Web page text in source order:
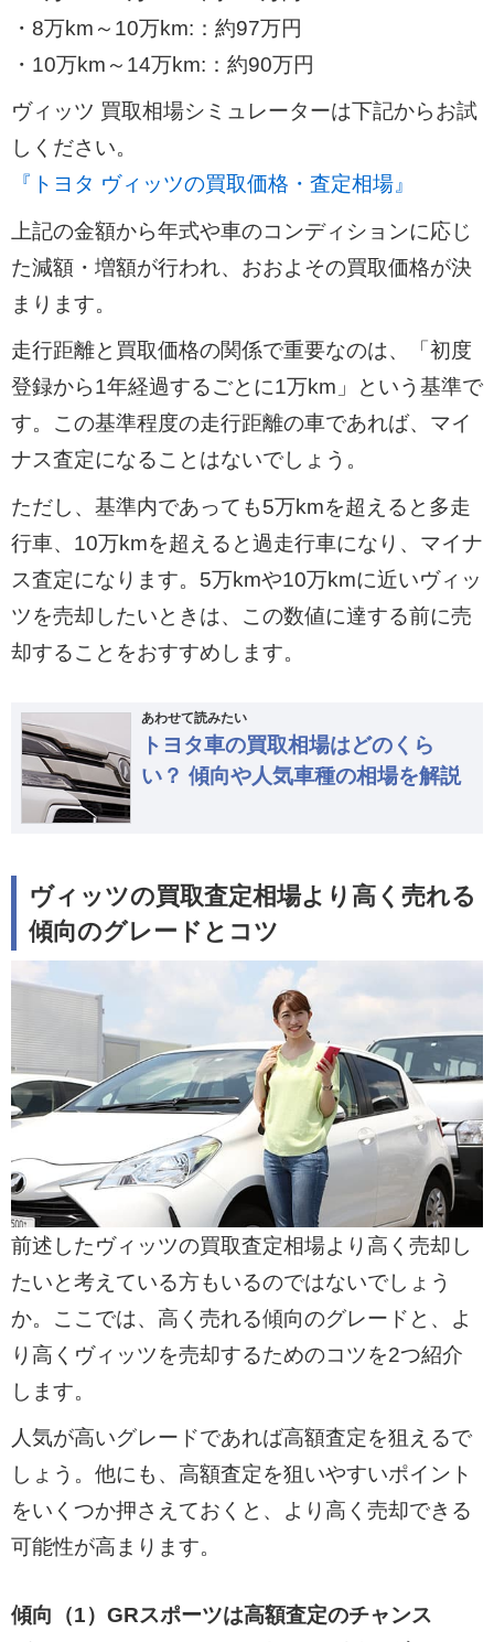
・8万km～10万km:：約97万円
・10万km～14万km:：約90万円
ヴィッツ 買取相場シミュレーターは下記からお試
しください。
『トヨタ ヴィッツの買取価格・査定相場』
上記の金額から年式や車のコンディションに応じ
た減額・増額が行われ、おおよその買取価格が決
まります。
走行距離と買取価格の関係で重要なのは、「初度
登録から1年経過するごとに1万km」という基準で
す。この基準程度の走行距離の車であれば、マイ
ナス査定になることはないでしょう。
ただし、基準内であっても5万kmを超えると多走
行車、10万kmを超えると過走行車になり、マイナ
ス査定になります。5万kmや10万kmに近いヴィッ
ツを売却したいときは、この数値に達する前に売
却することをおすすめします。
あわせて読みたい
トヨタ車の買取相場はどのくら
い？ 傾向や人気車種の相場を解説
ヴィッツの買取査定相場より高く売れる
傾向のグレードとコツ
前述したヴィッツの買取査定相場より高く売却し
たいと考えている方もいるのではないでしょう
か。ここでは、高く売れる傾向のグレードと、よ
り高くヴィッツを売却するためのコツを2つ紹介
します。
人気が高いグレードであれば高額査定を狙えるで
しょう。他にも、高額査定を狙いやすいポイント
をいくつか押さえておくと、より高く売却できる
可能性が高まります。
傾向（1）GRスポーツは高額査定のチャンス